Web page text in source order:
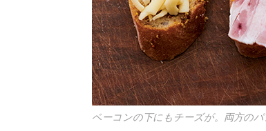
ベーコンの下にもチーズが。両方の